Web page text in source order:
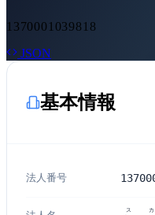
1370001039818
JSON
基本情報
法人番号
ス